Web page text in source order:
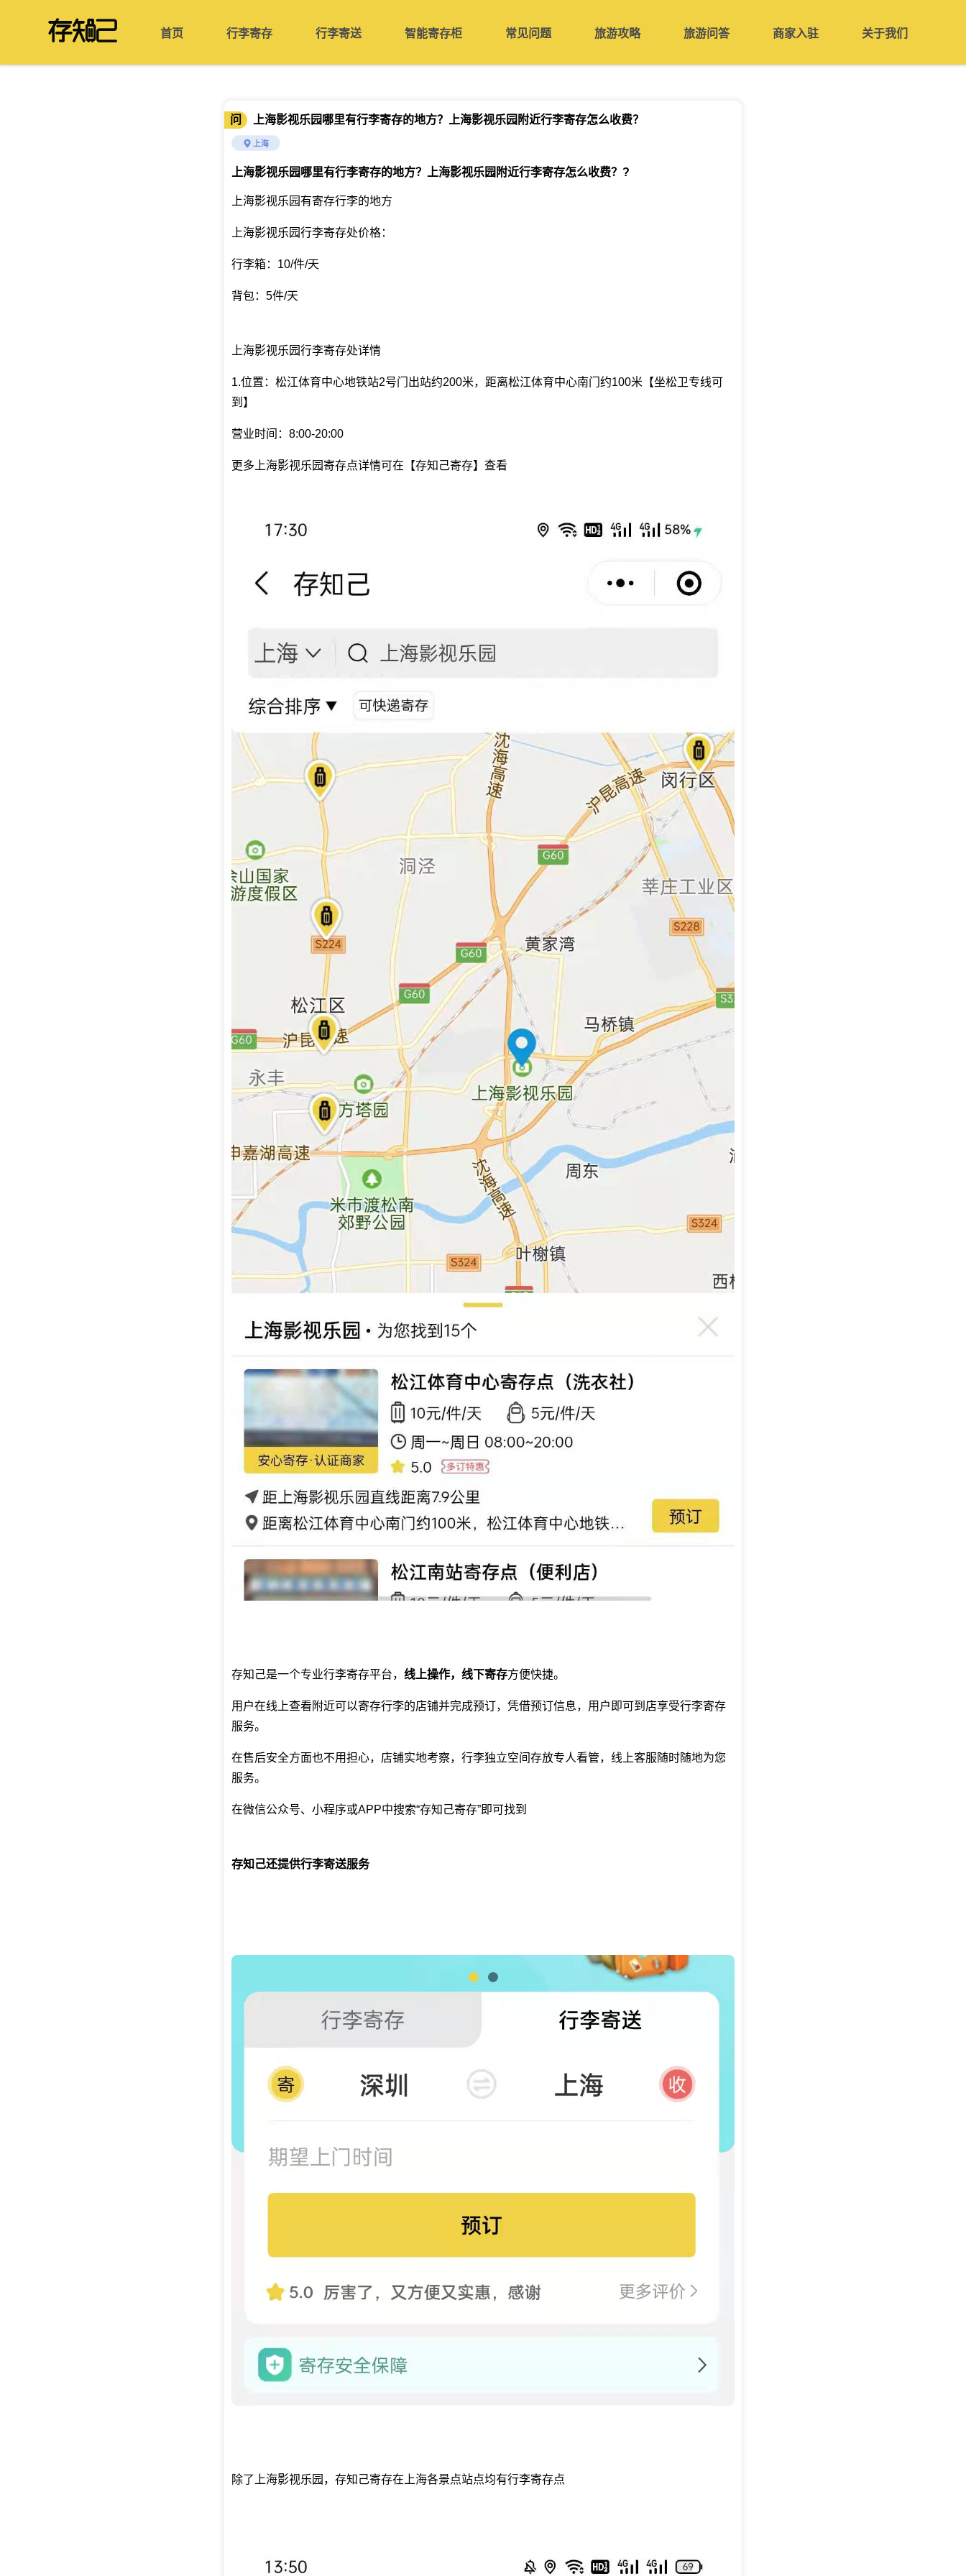
首页 行李寄存 行李寄送 智能寄存柜 常见问题 旅游攻略 旅游问答 商家入驻 关于我们
问 上海影视乐园哪里有行李寄存的地方？上海影视乐园附近行李寄存怎么收费？
上海
上海影视乐园哪里有行李寄存的地方？上海影视乐园附近行李寄存怎么收费？ ?
上海影视乐园有寄存行李的地方
上海影视乐园行李寄存处价格：
行李箱：10/件/天
背包：5件/天
上海影视乐园行李寄存处详情
1.位置：松江体育中心地铁站2号门出站约200米，距离松江体育中心南门约100米【坐松卫专线可
到】
营业时间：8:00-20:00
更多上海影视乐园寄存点详情可在【存知己寄存】查看
存知己是一个专业行李寄存平台， 线上操作，线下寄存方便快捷。
用户在线上查看附近可以寄存行李的店铺并完成预订，凭借预订信息，用户即可到店享受行李寄存
服务。
在售后安全方面也不用担心，店铺实地考察，行李独立空间存放专人看管，线上客服随时随地为您
服务。
在微信公众号、小程序或APP中搜索“存知己寄存”即可找到
存知己还提供行李寄送服务
除了上海影视乐园，存知己寄存在上海各景点站点均有行李寄存点